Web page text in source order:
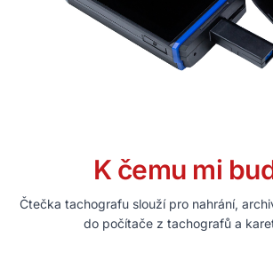
K čemu mi
Čtečka tachografu slouží pro nahrání,
do počítače z tachografů a